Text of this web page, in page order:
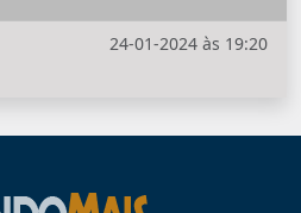
24-01-2024 às 19:20